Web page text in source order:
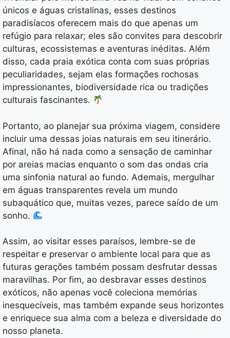
únicos e águas cristalinas, esses destinos
paradisíacos oferecem mais do que apenas um
refúgio para relaxar; eles são convites para descobrir
culturas, ecossistemas e aventuras inéditas. Além
disso, cada praia exótica conta com suas próprias
peculiaridades, sejam elas formações rochosas
impressionantes, biodiversidade rica ou tradições
culturais fascinantes.
Portanto, ao planejar sua próxima viagem, considere
incluir uma dessas joias naturais em seu itinerário.
Afinal, não há nada como a sensação de caminhar
por areias macias enquanto o som das ondas cria
uma sinfonia natural ao fundo. Ademais, mergulhar
em águas transparentes revela um mundo
subaquático que, muitas vezes, parece saído de um
sonho.
Assim, ao visitar esses paraísos, lembre-se de
respeitar e preservar o ambiente local para que as
futuras gerações também possam desfrutar dessas
maravilhas. Por fim, ao desbravar esses destinos
exóticos, não apenas você coleciona memórias
inesquecíveis, mas também expande seus horizontes
e enriquece sua alma com a beleza e diversidade do
nosso planeta.